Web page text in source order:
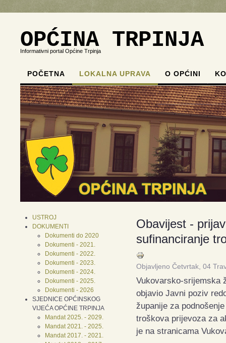
OPĆINA TRPINJA
Informativni portal Općine Trpinja
POČETNA LOKALNA UPRAVA O OPĆINI
. . . .
USTROJ
DOKUMENTI
Dokumenti do 2020
Dokumenti - 2021.
Dokumenti - 2022.
Dokumenti - 2023.
Dokumenti - 2024.
Dokumenti - 2025.
Dokumenti - 2026
SJEDNICE OPĆINSKOG
VIJEĆA OPĆINE TRPINJA
Mandat 2025. - 2029.
Mandat 2021. - 2025.
Mandat 2017. - 2021.
Obavijest -
sufinanciranje
Objavljeno Četvrtak, 04
Vukovarsko-srijemska
objavio Javni poziv
županije za
troškova prijevoza za
je na stranicama